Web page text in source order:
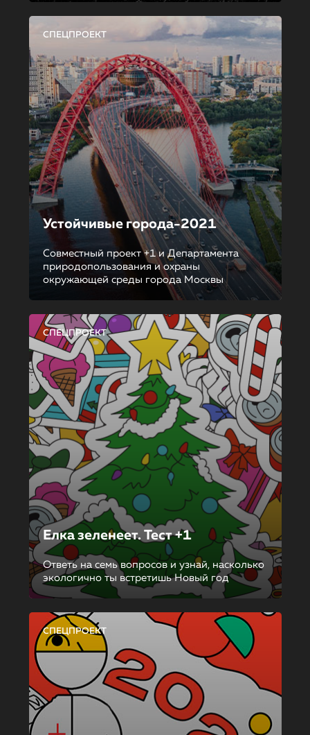
СПЕЦПРОЕКТ
Устойчивые города-2021
Совместный проект +1 и Департамента
природопользования и охраны
окружающей среды города Москвы
СПЕЦПРОЕКТ
Елка зеленеет. Тест +1
Ответь на семь вопросов и узнай, насколько
экологично ты встретишь Новый год
СПЕЦПРОЕКТ